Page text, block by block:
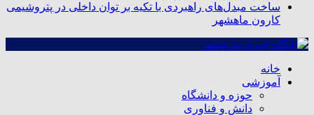
ساخت مبدل‌های راهبردی با تکیه بر توان داخلی در پتروشیمی
کارون ماهشهر
خانه
آموزشی
حوزه و دانشگاه
دانش و فناوری